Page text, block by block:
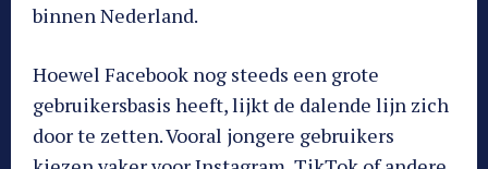
binnen Nederland.
Hoewel Facebook nog steeds een grote
gebruikersbasis heeft, lijkt de dalende lijn zich
door te zetten. Vooral jongere gebruikers